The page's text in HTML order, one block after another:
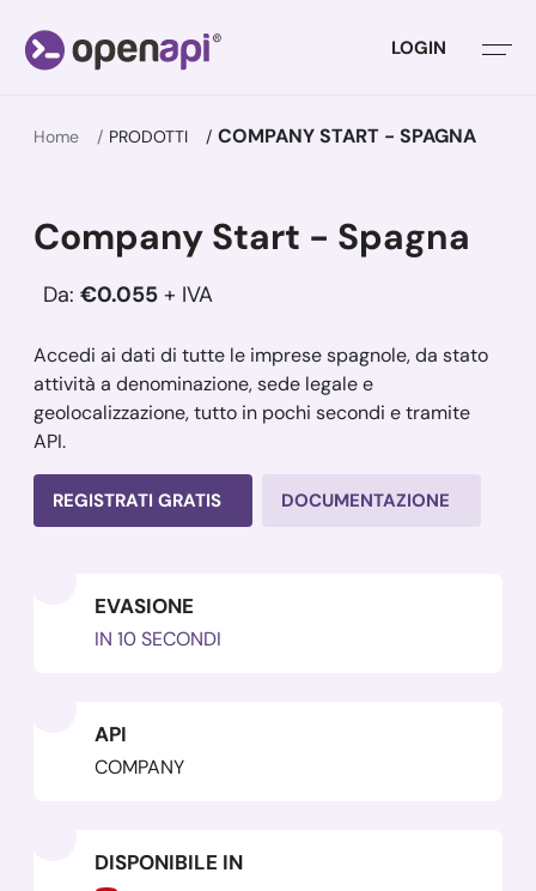
LOGIN
Home PRODOTTI COMPANY START - SPAGNA
Company Start - Spagna
Da: €0.055 + IVA
Accedi ai dati di tutte le imprese spagnole, da stato
attività a denominazione, sede legale e
geolocalizzazione, tutto in pochi secondi e tramite
API.
REGISTRATI GRATIS DOCUMENTAZIONE
EVASIONE
IN 10 SECONDI
API
COMPANY
DISPONIBILE IN